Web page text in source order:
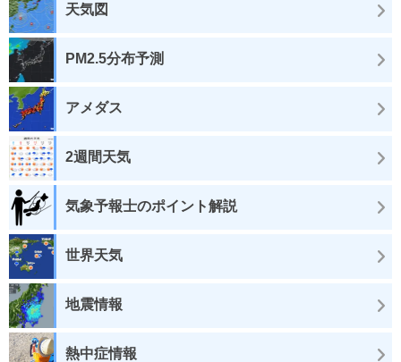
天気図
PM2.5分布予測
アメダス
2週間天気
気象予報士のポイント解説
世界天気
地震情報
熱中症情報